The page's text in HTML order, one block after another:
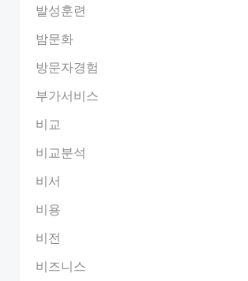
발성훈련
밤문화
방문자경험
부가서비스
비교
비교분석
비서
비용
비전
비즈니스